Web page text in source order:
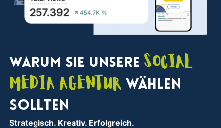
Warum Sie unsere Social
Media Agentur wählen
sollten
Strategisch. Kreativ. Erfolgreich.